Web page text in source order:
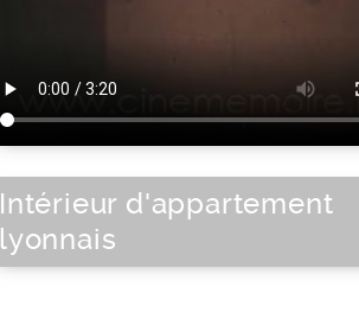
Intérieur d'appartement
lyonnais